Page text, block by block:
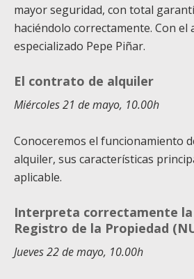
mayor seguridad, con total
haciéndolo correctamente. Con el
especializado Pepe Piñar.
El contrato de alquiler
Miércoles 21 de mayo, 10.00h
Conoceremos el funcionamiento
alquiler, sus características
aplicable.
Interpreta correctamente
Registro de la Propiedad
Jueves 22 de mayo, 10.00h